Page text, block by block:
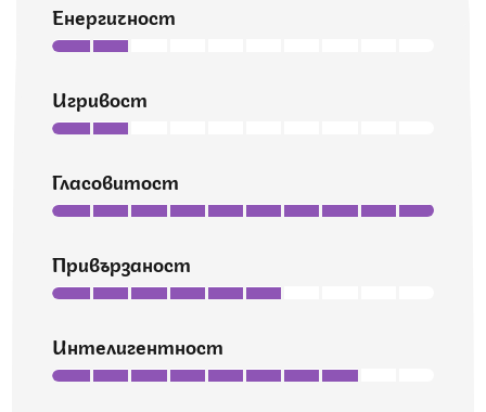
Енергичност
Игривост
Гласовитост
Привързаност
Интелигентност